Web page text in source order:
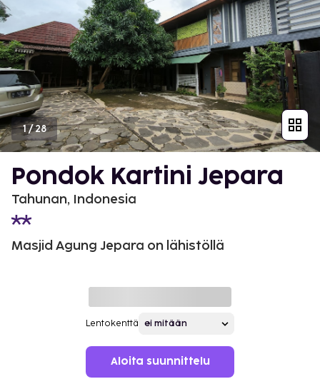
1/28
Pondok Kartini Jepara
Tahunan, Indonesia
Masjid Agung Jepara on lähistöllä
Lentokenttä
Aloita suunnittelu